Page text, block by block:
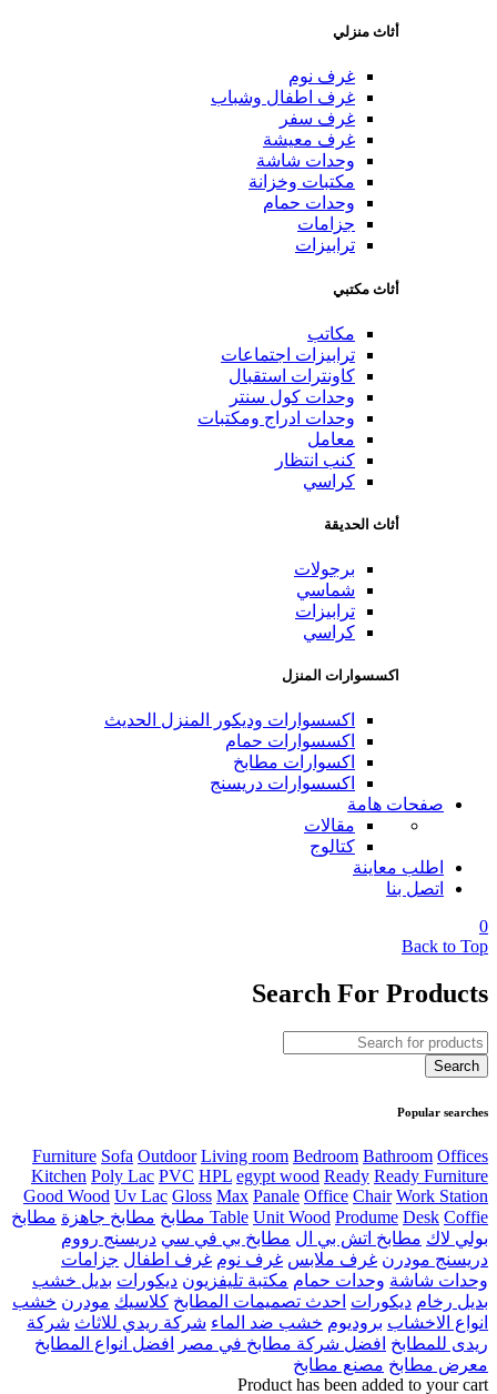
أثاث منزلي
غرف نوم
غرف اطفال وشباب
غرف سفر
غرف معيشة
وحدات شاشة
مكتبات وخزانة
وحدات حمام
جزامات
ترابيزات
أثاث مكتبي
مكاتب
ترابيزات اجتماعات
كاونترات استقبال
وحدات كول سنتر
وحدات ادراج ومكتبات
معامل
كنب انتظار
كراسي
أثاث الحديقة
برجولات
شماسي
ترابيزات
كراسي
اكسسوارات المنزل
اكسسوارات وديكور المنزل الحديث
اكسسوارات حمام
اكسوارات مطابخ
اكسسوارات دريسنج
صفحات هامة
مقالات
كتالوج
اطلب معاينة
اتصل بنا
0
Back to Top
Search For Products
Popular searches
Furniture Sofa Outdoor Living room Bedroom Bathroom Offices
Kitchen Poly Lac PVC HPL egypt wood Ready Ready Furniture
Good Wood Uv Lac Gloss Max Panale Office Chair Work Station
Table Unit Wood Produme Desk Coffie مطابخ مطابخ جاهزة مطابخ
بولي لاك مطابخ اتش بي ال مطابخ بي في سي دريسنج رووم
دريسنج مودرن غرف ملابس غرف نوم غرف اطفال جزامات
وحدات شاشة وحدات حمام مكتبة تليفزيون ديكورات بديل خشب
بديل رخام ديكورات احدث تصميمات المطابخ كلاسيك مودرن خشب
انواع الاخشاب بروديوم خشب ضد الماء شركة ريدي للاثاث شركة
ريدى للمطابخ افضل شركة مطابخ في مصر
افضل انواع المطابخ
معرض مطابخ مصنع مطابخ
Product has been added to your cart